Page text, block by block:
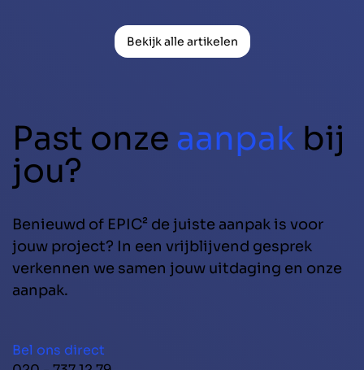
Bekijk alle artikelen
Past onze aanpak bij
jou?
Benieuwd of EPIC² de juiste aanpak is voor
jouw project? In een vrijblijvend gesprek
verkennen we samen jouw uitdaging en onze
aanpak.
Bel ons direct